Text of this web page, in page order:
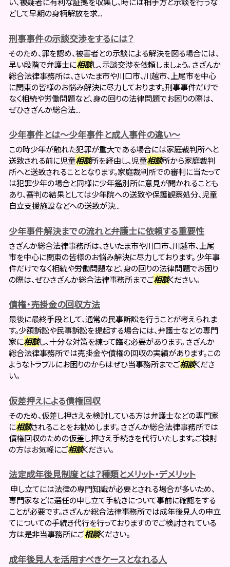
どして早期の身柄解放を求...
刑事事件の示談交渉をするには？
そのため、罪を認め、被害者との示談による解決を図る場合には、
早い段階で弁護士に相談し、示談交渉を依頼しましょう。 さざんか
総合法律事務所は、さいたま市や川口市、川越市、上尾市を中心
に関東の皆様のお悩み解決に尽力しております。刑事事件だけで
なく相続や労働問題など、身の回りの法律問題でお困りの際は、
ぜひさざんか総合法...
少年事件とは～少年事件と成人事件の違い～
この時少年が触れた犯罪が重大である場合には家庭裁判所へと
送致される前に児童相談所を経由し、児童相談所から家庭裁判
所へと送致されることとなります。家庭裁判所での審判に当たって
は犯罪少年の場合と同様に少年鑑別所に意見が聞かれることも
あり、審判の結果としては少年院への送致や保護観察処分、児童
自立支援施設などへの送致が決...
少年事件解決までの流れと弁護士に依頼する重要性
さざんか総合法律事務所は、さいたま市や川口市、川越市、上尾
市を中心に関東の皆様のお悩み解決に尽力しております。 少年事
件だけでなく相続や労働問題など、身の回りの法律問題でお困り
の際は、ぜひさざんか総合法律事務所までご相談ください。
債権・売掛金の回収方法
最後に最終手段として、通常の民事訴訟を行うことが考えられま
す。少額訴訟や民事訴訟を提起する場合には、弁護士などの専門
家に相談し、十分な対策を練って臨む必要があります。 さざんか
総合法律事務所では売掛金や債権の回収の実績があります。この
ようなトラブルにお困りのからはぜひ当事務所までご相談くださ
い。
仮差押えによる債権回収
そのため、仮差し押さえを検討している方は弁護士などの専門家
に相談されることをお勧めします。 さざんか総合法律事務所では
債権回収のための仮差し押さえ手続きを代行いたします。ご検討
の方はお気軽にご相談ください。
法定成年後見制度とは？種類とメリット・デメリット
申し立てには法律の専門知識が必要とされる場合が多いため、
専門家などに選任の申し立て手続きについて事前に確認をする
ことが必要です。さざんか総合法律事務所では成年後見人の申立
てについての手続き代行を行っておりますのでご検討されている
方は是非当事務所にご相談ください。
成年後見人を活用すべきケースとなれる人